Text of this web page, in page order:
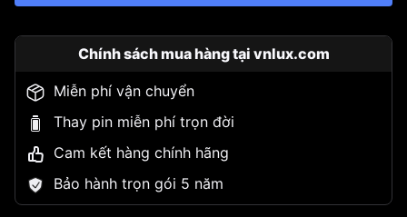
Chính sách mua hàng tại vnlux.com
Miễn phí vận chuyển
Thay pin miễn phí trọn đời
Cam kết hàng chính hãng
Bảo hành trọn gói 5 năm